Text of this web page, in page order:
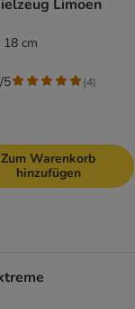
Limoen
cm
5 (4)
Zum Warenkorb
hinzufügen